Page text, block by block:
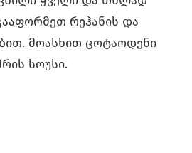
რეჰანის და
მოასხით ცოტაოდენი
სოუსი.